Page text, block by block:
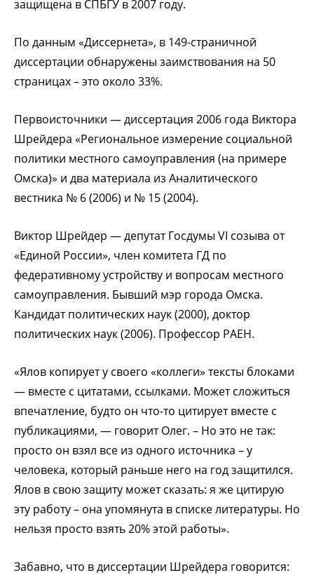
защищена в СПБГУ в 2007 году.
По данным «Диссернета», в 149-страничной
диссертации обнаружены заимствования на 50
страницах – это около 33%.
Первоисточники — диссертация 2006 года Виктора
Шрейдера «Региональное измерение социальной
политики местного самоуправления (на примере
Омска)» и два материала из Аналитического
вестника № 6 (2006) и № 15 (2004).
Виктор Шрейдер — депутат Госдумы VI созыва от
«Единой России», член комитета ГД по
федеративному устройству и вопросам местного
самоуправления. Бывший мэр города Омска.
Кандидат политических наук (2000), доктор
политических наук (2006). Профессор РАЕН.
«Ялов копирует у своего «коллеги» тексты блоками
— вместе с цитатами, ссылками. Может сложиться
впечатление, будто он что-то цитирует вместе с
публикациями, — говорит Олег. – Но это не так:
просто он взял все из одного источника – у
человека, который раньше него на год защитился.
Ялов в свою защиту может сказать: я же цитирую
эту работу – она упомянута в списке литературы. Но
нельзя просто взять 20% этой работы».
Забавно, что в диссертации Шрейдера говорится: